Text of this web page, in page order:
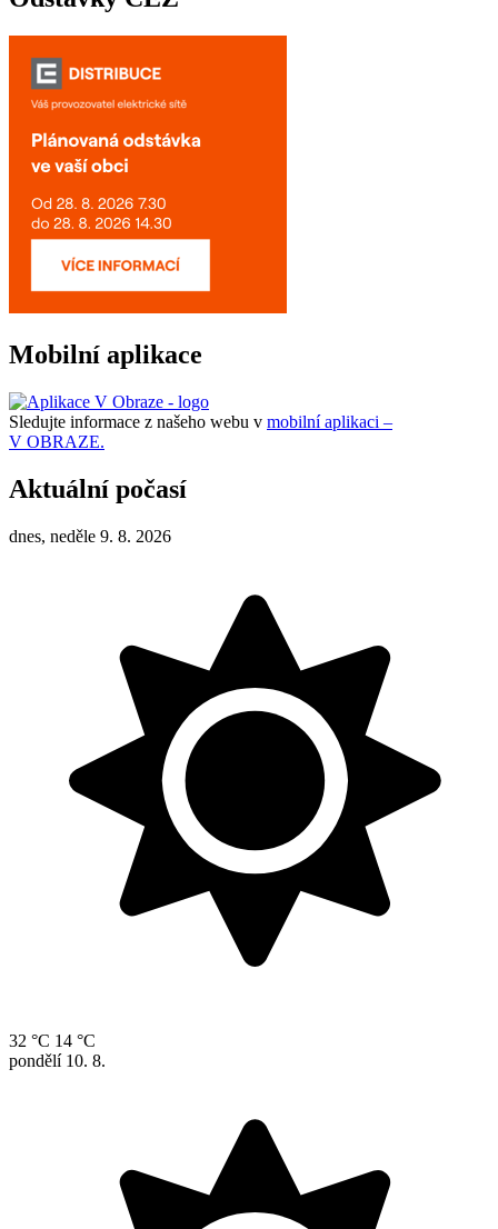
Mobilní aplikace
Sledujte informace z našeho webu v mobilní aplikaci –
V OBRAZE.
Aktuální počasí
dnes, neděle 9. 8. 2026
32 °C 14 °C
pondělí 10. 8.